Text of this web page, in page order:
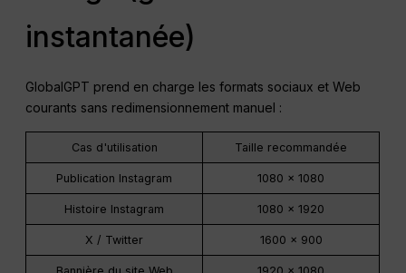
instantanée)
GlobalGPT prend en charge les formats sociaux et Web
courants sans redimensionnement manuel :
Cas d'utilisation Taille recommandée
Publication Instagram 1080 × 1080
Histoire Instagram 1080 × 1920
X / Twitter 1600 × 900